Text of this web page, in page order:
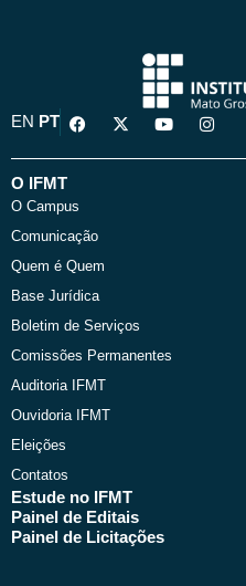
EN PT
F
a
e
o
k
X
-
w
Y
o
t
I
n
t
O IFMT
O Campus
Comunicação
Quem é Quem
Base Jurídica
Boletim de Serviços
Comissões Permanentes
Auditoria IFMT
Ouvidoria IFMT
Eleições
Contatos
Estude no IFMT
Painel de Editais
Painel de Licitações